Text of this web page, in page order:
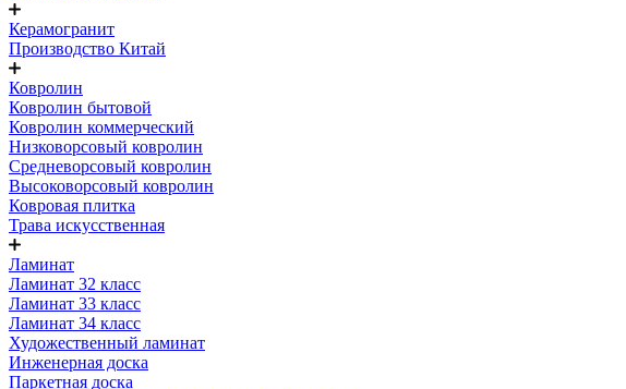
Керамогранит
Производство Китай
Ковролин
Ковролин бытовой
Ковролин коммерческий
Низковорсовый ковролин
Средневорсовый ковролин
Высоковорсовый ковролин
Ковровая плитка
Трава искусственная
Ламинат
Ламинат 32 класс
Ламинат 33 класс
Ламинат 34 класс
Художественный ламинат
Инженерная доска
Паркетная доска